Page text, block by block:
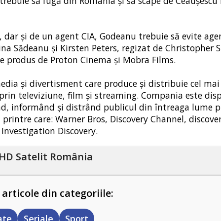
și de un agent CIA, Godeanu trebuie să evite
Sădeanu și Kirsten Peters, regizat de Christopher
produs de Proton Cinema și Mobra Films.
și divertisment care produce și distribuie cel
televiziune, film și streaming. Compania este
informând și distrând publicul din întreaga lume
care: Warner Bros, Discovery Channel,
Discovery.
Satelit România
din categoriile:
Seriale Sport